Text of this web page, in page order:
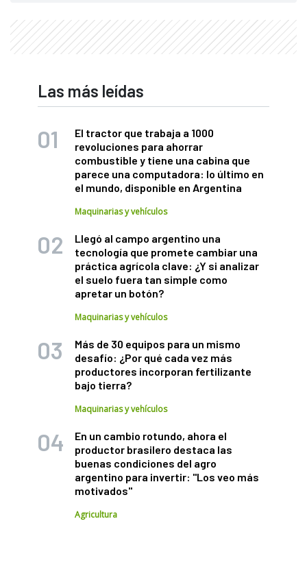
Las más leídas
El tractor que trabaja a 1000
revoluciones para ahorrar
combustible y tiene una cabina que
parece una computadora: lo último en
el mundo, disponible en Argentina
Maquinarias y vehículos
Llegó al campo argentino una
tecnología que promete cambiar una
práctica agrícola clave: ¿Y si analizar
el suelo fuera tan simple como
apretar un botón?
Maquinarias y vehículos
Más de 30 equipos para un mismo
desafío: ¿Por qué cada vez más
productores incorporan fertilizante
bajo tierra?
Maquinarias y vehículos
En un cambio rotundo, ahora el
productor brasilero destaca las
buenas condiciones del agro
argentino para invertir: "Los veo más
motivados"
Agricultura